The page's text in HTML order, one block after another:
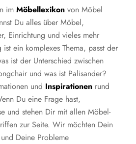
im Möbellexikonvon Möbel
Du alles über Möbel,
Einrichtung und vieles mehr
ein komplexes Thema, passt der
ist der Unterschied zwischen
und was ist Palisander?
und Inspirationenrund
Du eine Frage hast,
und stehen Dir mit allen Möbel-
zur Seite. Wir möchten Dein
Deine Probleme